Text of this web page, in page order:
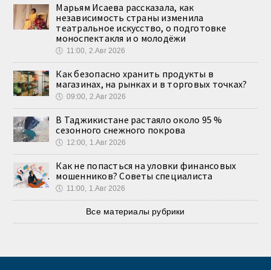
Марьям Исаева рассказала, как
независимость страны изменила
театральное искусство, о подготовке
моноспектакля и о молодёжи
🕔 11:00, 2.Авг 2026
Как безопасно хранить продукты в
магазинах, на рынках и в торговых точках?
🕔 09:00, 2.Авг 2026
В Таджикистане растаяло около 95 %
сезонного снежного покрова
🕔 12:00, 1.Авг 2026
Как не попасться на уловки финансовых
мошенников? Советы специалиста
🕔 11:00, 1.Авг 2026
Все материалы рубрики